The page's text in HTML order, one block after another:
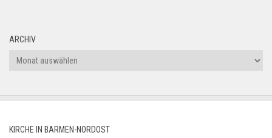
ARCHIV
Archiv
KIRCHE IN BARMEN-NORDOST